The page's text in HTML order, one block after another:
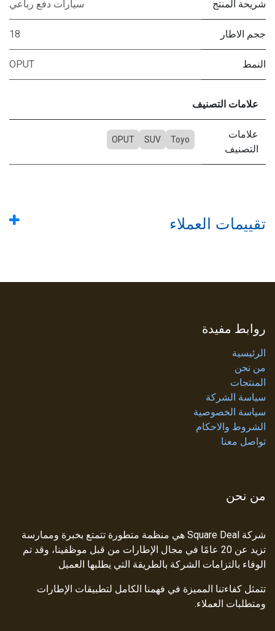
شريحة المنتج سيارات دفع رباعي
ججم الاطار 18
النمط OPUT
علامات التصنيف
علامات
التصنيف
Toyo
SUV
OPUT
تقييمات العملاء
روابط مفيدة
الرئيسية
من نحن
المنتجات
سياسة الشركة
سياسة الخصوصية
الشروط والاحكام
تواصل معنا
من نحن
شركة Square Deal هي منظمة متطورة تتمتع بخبرة وممارسة
تزيد عن 20 عامًا في مجال الإطارات من قبل موظفينا، وقد تم
الوفاء بالتزامات الشركة بالطريقة التي يطلبها العميل
تتمثل كفاءتنا المميزة في فهمنا الكامل لتطبيقات الإطارات
ومتطلبات العملاء.